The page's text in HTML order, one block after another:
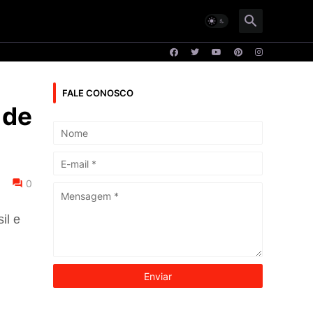
0
e
FALE CONOSCO